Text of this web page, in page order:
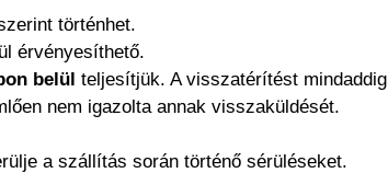
történhet.
érvényesíthető.
belül teljesítjük. A visszatérítést mindaddig
nem igazolta annak visszaküldését.
a szállítás során történő sérüléseket.